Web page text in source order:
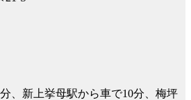
、新上挙母駅から車で10分、梅坪